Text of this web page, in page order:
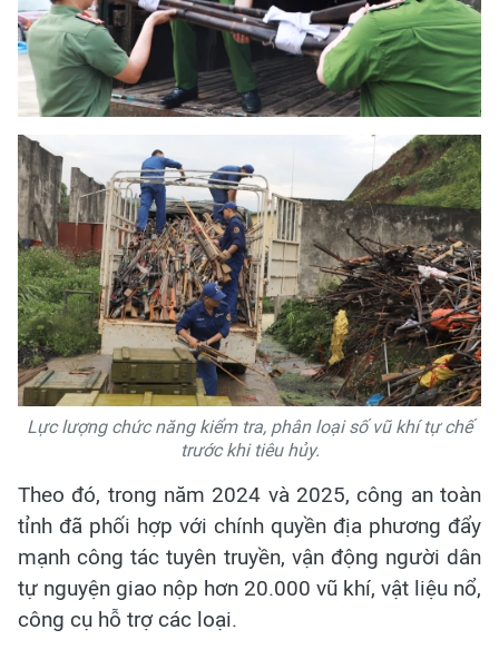
Lực lượng chức năng kiểm tra, phân loại số vũ khí tự chế
trước khi tiêu hủy.
Theo đó, trong năm 2024 và 2025, công an toàn
tỉnh đã phối hợp với chính quyền địa phương đẩy
mạnh công tác tuyên truyền, vận động người dân
tự nguyện giao nộp hơn 20.000 vũ khí, vật liệu nổ,
công cụ hỗ trợ các loại.